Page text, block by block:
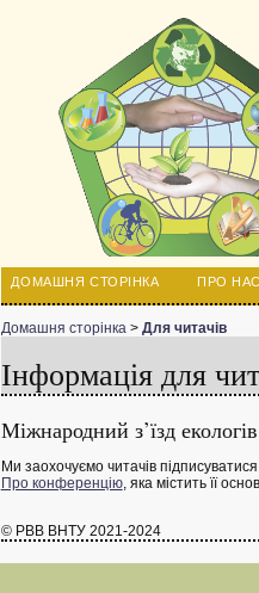
ДОМАШНЯ СТОРІНКА ПРО НАС
Домашня сторінка> Для читачів
Інформація для
Міжнародний з’їзд екологів
Ми заохочуємо читачів
Про конференцію, яка містить її
© РВВ ВНТУ 2021-2024